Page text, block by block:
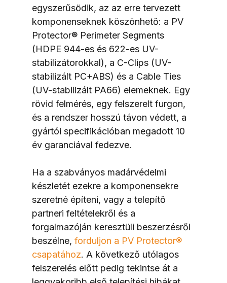
egyszerűsödik, az az erre tervezett
komponenseknek köszönhető: a PV
Protector® Perimeter Segments
(HDPE 944-es és 622-es UV-
stabilizátorokkal), a C-Clips (UV-
stabilizált PC+ABS) és a Cable Ties
(UV-stabilizált PA66) elemeknek. Egy
rövid felmérés, egy felszerelt furgon,
és a rendszer hosszú távon védett, a
gyártói specifikációban megadott 10
év garanciával fedezve.
Ha a szabványos madárvédelmi
készletét ezekre a komponensekre
szeretné építeni, vagy a telepítő
partneri feltételekről és a
forgalmazóján keresztüli beszerzésről
beszélne, forduljon a PV Protector®
csapatához. A következő utólagos
felszerelés előtt pedig tekintse át a